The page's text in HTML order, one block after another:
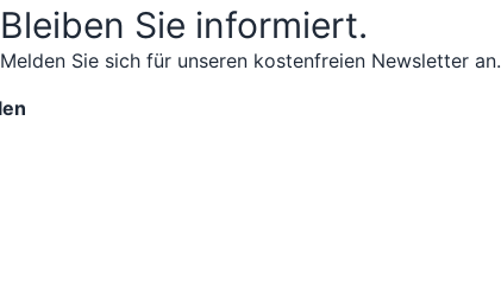
Bleiben Sie informiert.
Melden Sie sich für unseren kostenfreien Newsletter an.